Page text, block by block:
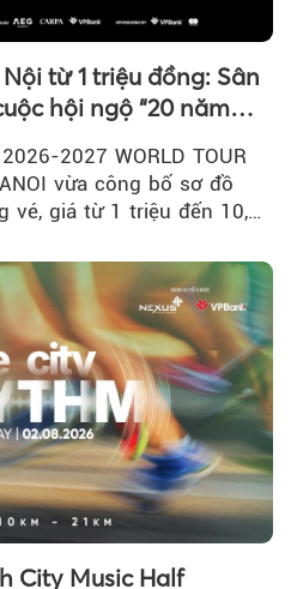
từ 1 triệu đồng: Sân
hội ngộ “20 năm
2027 WORLD TOUR
vừa công bố sơ đồ
vé, giá từ 1 triệu đến 10,5
City Music Half